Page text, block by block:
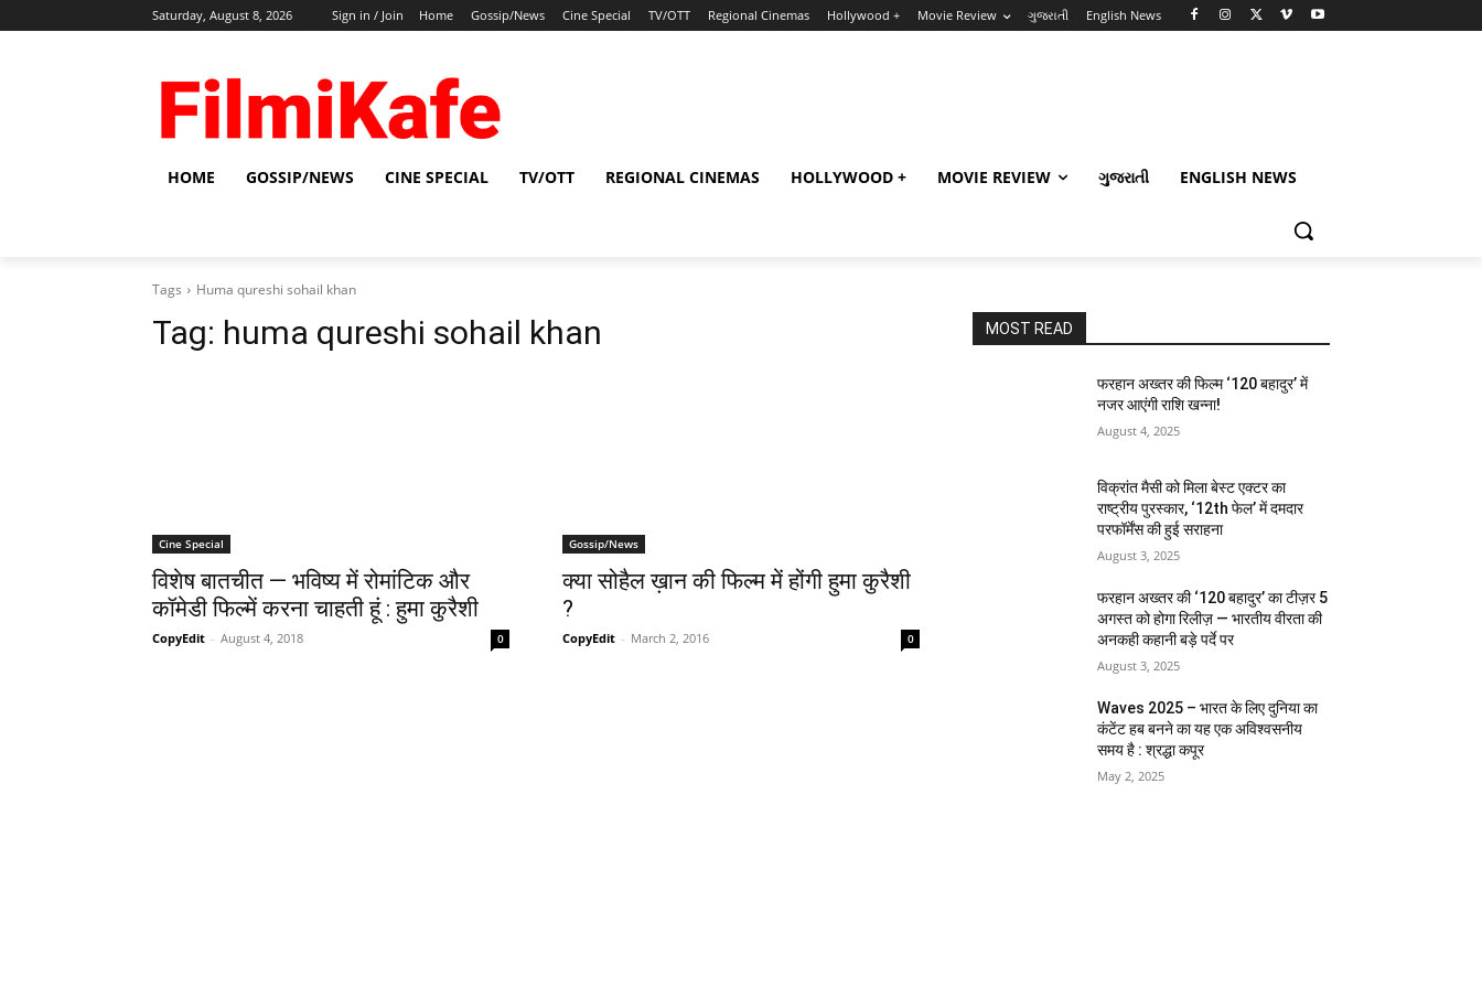
Saturday, August 8, 2026 Sign in / Join Home Gossip/News Cine Special TV/OTT Regional Cinemas Hollywood + Movie Review ગુજરાતી English News
HOME GOSSIP/NEWS CINE SPECIAL TV/OTT REGIONAL CINEMAS HOLLYWOOD + MOVIE REVIEW ગુજરાતી ENGLISH NEWS
Tags Huma qureshi sohail khan
Tag: huma qureshi sohail khan
Cine Special
विशेष बातचीत — भविष्य में रोमांटिक और
कॉमेडी फिल्में करना चाहती हूं : हुमा कुरैशी
CopyEdit - August 4, 2018 0
Gossip/News
क्‍या सोहैल ख़ान की फिल्‍म में होंगी हुमा कुरैशी
?
CopyEdit - March 2, 2016 0
MOST READ
फरहान अख्तर की फिल्म ‘120 बहादुर’ में
नजर आएंगी राशि खन्ना!
August 4, 2025
विक्रांत मैसी को मिला बेस्ट एक्टर का
राष्ट्रीय पुरस्कार, ‘12th फेल’ में दमदार
परफॉर्मेंस की हुई सराहना
August 3, 2025
फरहान अख्तर की ‘120 बहादुर’ का टीज़र 5
अगस्त को होगा रिलीज़ — भारतीय वीरता की
अनकही कहानी बड़े पर्दे पर
August 3, 2025
Waves 2025 – भारत के लिए दुनिया का
कंटेंट हब बनने का यह एक अविश्वसनीय
समय है : श्रद्धा कपूर
May 2, 2025